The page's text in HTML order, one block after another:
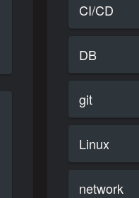
CI/CD
DB
git
Linux
network